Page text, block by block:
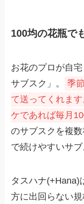
100均の花瓶で
お花のプロが自
サブスク」。
季
て送ってくれま
ケであれば毎月
のサブスクを複
で続けやすいサブ
タスハナ(+Hana)
方に出回らない